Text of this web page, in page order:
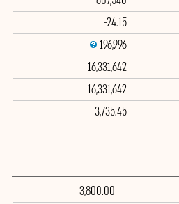
-24.15
196,996
16,331,642
16,331,642
3,735.45
3,800.00